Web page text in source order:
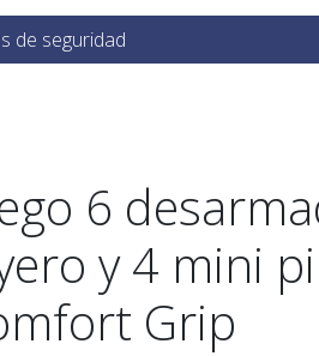
de seguridad
6
y 4 mini
Grip